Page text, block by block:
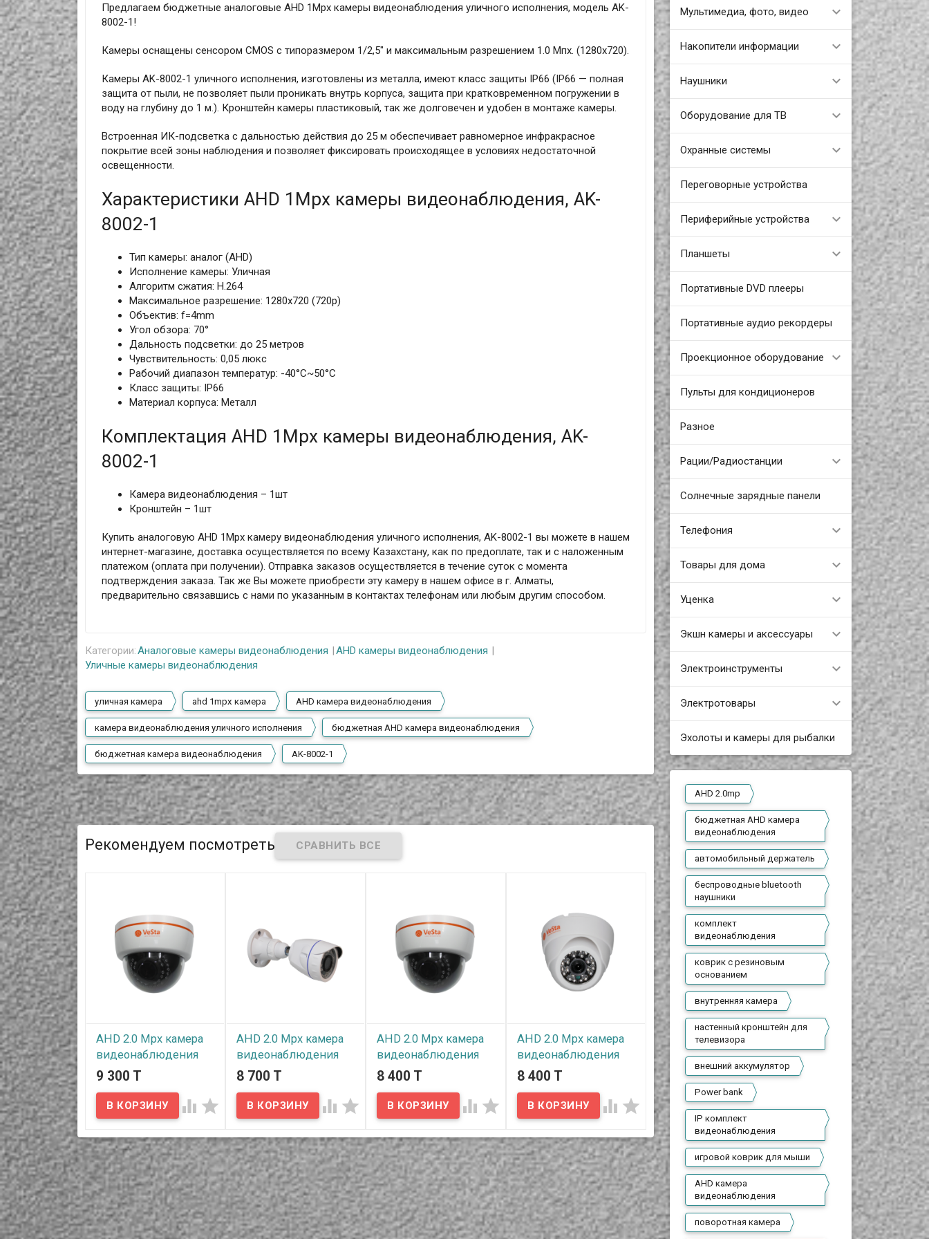
Мультимедиа, фото, видео
Накопители информации
Наушники
Оборудование для ТВ
Охранные системы
Переговорные устройства
Периферийные устройства
Планшеты
Портативные DVD плееры
Портативные аудио рекордеры
Проекционное оборудование
Пульты для кондиционеров
Разное
Рации/Радиостанции
Солнечные зарядные панели
Телефония
Товары для дома
Уценка
Экшн камеры и аксессуары
Электроинструменты
Электротовары
Эхолоты и камеры для рыбалки
AHD 2.0mp
бюджетная AHD камера
видеонаблюдения
автомобильный держатель
беспроводные bluetooth
наушники
комплект
видеонаблюдения
коврик с резиновым
основанием
внутренняя камера
настенный кронштейн для
телевизора
внешний аккумулятор
Power bank
IP комплект
видеонаблюдения
игровой коврик для мыши
AHD камера
видеонаблюдения
поворотная камера
Предлагаем бюджетные аналоговые AHD 1Mpx камеры видеонаблюдения уличного исполнения, модель AK-
8002-1!
Камеры оснащены сенсором CMOS с типоразмером 1/2,5" и максимальным разрешением 1.0 Мпх. (1280x720).
Камеры AK-8002-1 уличного исполнения, изготовлены из металла, имеют класс защиты IP66 (IP66 — полная
защита от пыли, не позволяет пыли проникать внутрь корпуса, защита при кратковременном погружении в
воду на глубину до 1 м.). Кронштейн камеры пластиковый, так же долговечен и удобен в монтаже камеры.
Встроенная ИК-подсветка с дальностью действия до 25 м обеспечивает равномерное инфракрасное
покрытие всей зоны наблюдения и позволяет фиксировать происходящее в условиях недостаточной
освещенности.
Характеристики AHD 1Mpx камеры видеонаблюдения, AK-
8002-1
Тип камеры: аналог (AHD)
Исполнение камеры: Уличная
Алгоритм сжатия: H.264
Максимальное разрешение: 1280x720 (720р)
Объектив: f=4mm
Угол обзора: 70°
Дальность подсветки: до 25 метров
Чувствительность: 0,05 люкс
Рабочий диапазон температур: -40°С~50°С
Класс защиты: IP66
Материал корпуса: Металл
Комплектация AHD 1Mpx камеры видеонаблюдения, AK-
8002-1
Камера видеонаблюдения – 1шт
Кронштейн – 1шт
Купить аналоговую AHD 1Mpx камеру видеонаблюдения уличного исполнения, AK-8002-1 вы можете в нашем
интернет-магазине, доставка осуществляется по всему Казахстану, как по предоплате, так и с наложенным
платежом (оплата при получении). Отправка заказов осуществляется в течение суток с момента
подтверждения заказа. Так же Вы можете приобрести эту камеру в нашем офисе в г. Алматы,
предварительно связавшись с нами по указанным в контактах телефонам или любым другим способом.
Категории:Аналоговые камеры видеонаблюдения
AHD камеры видеонаблюдения
Уличные камеры видеонаблюдения
уличная камера ahd 1mpx камера AHD камера видеонаблюдения
камера видеонаблюдения уличного исполнения бюджетная AHD камера видеонаблюдения
бюджетная камера видеонаблюдения AK-8002-1
Рекомендуем посмотреть
AHD 2.0 Mpx камера
видеонаблюдения
внутреннего
M007
Данная камера
внутреннего исполнения
изготовлена из пластика,
имеет ночную подсветку.
Сенсор CMOS с
типоразмером 1/2.9" и
разрешением 2.0 Мпх
(1080p). Производитель
сенсора Sony (Япония),
модель IMX323.
9 300 T
 
AHD 2.0 Mpx камера
видеонаблюдения
уличного исполнения
В наличии
Данная камера уличного
исполнения изготовлена из
металла, имеет класс
защиты IP67 (IP67 — полная
защита от пыли, не
позволяет пыли проникать
внутрь корпуса, защита
при кратковременном
погружении в воду на
глубину до 1 м.).
Кронштейн камеры так же
металлический,
8 700 T
 
AHD 2.0 Mpx камера
видеонаблюдения
внутреннего
M007
Данная камера
внутреннего исполнения
изготовлена из пластика,
имеет ночную подсветку.
Сенсор CMOS с
типоразмером 1/2,7" и
разрешением 2.0 Мпх
(1080p). Производитель
сенсора SmartSens
(Шанхай), модель SC2135.
8 400 T
 
AHD 2.0 Mpx камера
видеонаблюдения
внутреннего
M002
Данная камера
внутреннего исполнения
изготовлена из пластика,
имеет ночную подсветку.
Сенсор CMOS с
типоразмером 1/2,7" и
разрешением 2.0 Мпх
(1080p). Производитель
сенсора SmartSens
(Шанхай), модель SC2135.
8 400 T
 
AHD 1.3Mpx камера
видеонаблюдения
уличного исполнения
VC-2320-M115
В наличии
Данная камера уличного
исполнения изготовлена из
металла, имеет класс
защиты IP67 (IP67 — полная
защита от пыли, не
позволяет пыли проникать
внутрь корпуса, защита
при кратковременном
погружении в воду на
глубину до 1 м.).
Кронштейн камеры так же
металлический,
7 800 T

AHD 1.3 Mpx камера
видеонаблюдения
внутреннего
исполнения VC-2220-
В наличии
Данная камера
внутреннего исполнения
изготовлена из пластика,
имеет ночную подсветку.
Сенсор CMOS с
типоразмером 1/3” и
разрешением 1.3 Мпх
(960p). Производитель
сенсора Aptina, модель
7 500 T
